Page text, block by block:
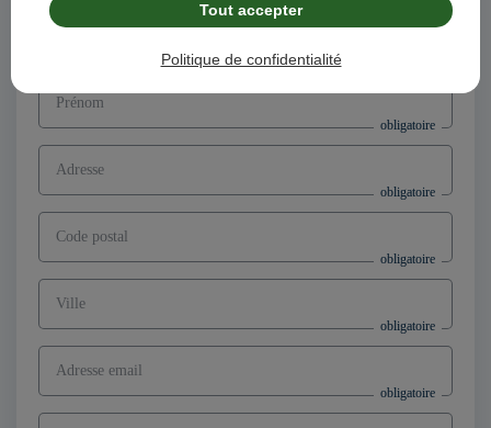
Tout accepter
Politique de confidentialité
Prénom
Adresse
Code postal
Ville
Adresse email